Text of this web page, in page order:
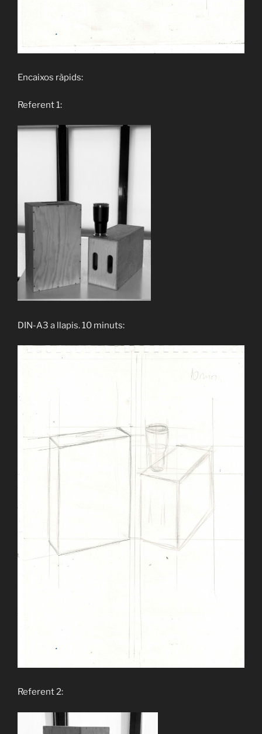
Encaixos ràpids:
Referent 1:
DIN-A3 a llapis. 10 minuts:
Referent 2: